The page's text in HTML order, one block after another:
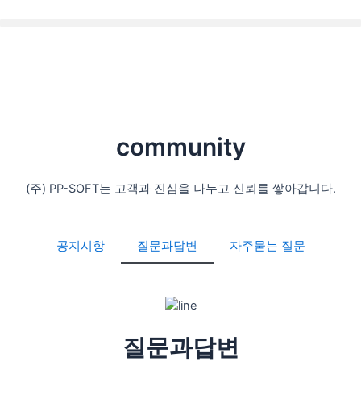
community
(주) PP-SOFT는 고객과 진심을 나누고 신뢰를 쌓아갑니다.
공지시항 질문과답변 자주묻는 질문
질문과답변